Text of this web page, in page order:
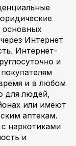
основных
Интернет
Интернет-
и
и в любом
для людей,
или имеют
аптекам.
наркотиками
и